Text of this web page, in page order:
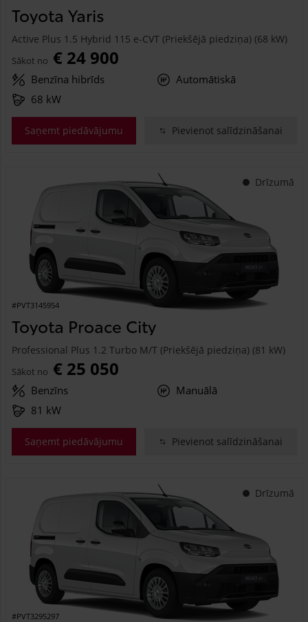
Toyota Yaris
Active Plus 1.5 Hybrid 115 e-CVT (Priekšējā piedziņa) (68 kW)
Sākot no € 24 900
Benzīna hibrīds
Automātiskā
68 kW
Saņemt piedāvājumu Pievienot salīdzināšanai
Drīzumā
#PVT3145954
Toyota Proace City
Professional Plus 1.2 Turbo M/T (Priekšējā piedziņa) (81 kW)
Sākot no € 25 050
Benzīns
Manuālā
81 kW
Saņemt piedāvājumu Pievienot salīdzināšanai
Drīzumā
#PVT3295297